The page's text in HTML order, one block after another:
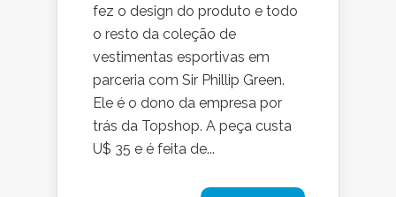
fez o design do produto e todo
o resto da coleção de
vestimentas esportivas em
parceria com Sir Phillip Green.
Ele é o dono da empresa por
trás da Topshop. A peça custa
U$ 35 e é feita de...